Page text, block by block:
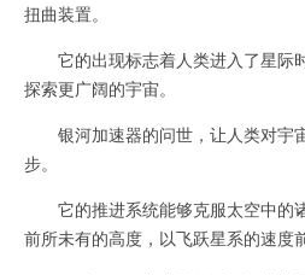
扭曲装置。
它的出现标志着人类进入了星际
探索更广阔的宇宙。
银河加速器的问世，让人类对宇
步。
它的推进系统能够克服太空中的
前所未有的高度，以飞跃星系的速度